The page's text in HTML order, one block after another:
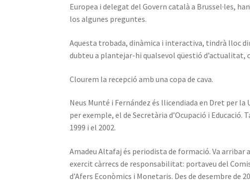
Europea i delegat del Govern català a Brussel·les,
los algunes preguntes.
Aquesta trobada, dinàmica i interactiva, tindrà lloc
dubteu a plantejar-hi qualsevol qüestió d’actualitat,
Clourem la recepció amb una copa de cava.
Neus Munté i Fernández és llicendiada en Dret per
per exemple, el de Secretària d’Ocupació i
1999 i el 2002.
Amadeu Altafaj és periodista de formació. Va arribar
exercit càrrecs de responsabilitat: portaveu del
d’Afers Econòmics i Monetaris. Des de desembre